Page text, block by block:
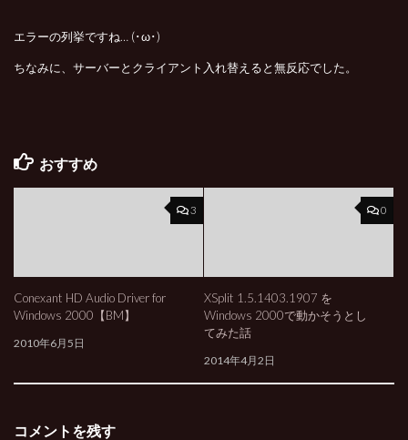
エラーの列挙ですね… (･ω･)
ちなみに、サーバーとクライアント入れ替えると無反応でした。
おすすめ
3
Conexant HD Audio Driver for
Windows 2000【BM】
2010年6月5日
0
XSplit 1.5.1403.1907 を
Windows 2000で動かそうとし
てみた話
2014年4月2日
コメントを残す